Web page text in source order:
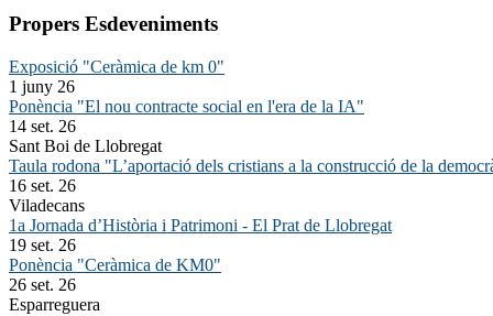
Propers Esdeveniments
Exposició "Ceràmica de km 0"
1 juny 26
Ponència "El nou contracte social en l'era de la IA"
14 set. 26
Sant Boi de Llobregat
Taula rodona "L’aportació dels cristians a la construcció de la
16 set. 26
Viladecans
1a Jornada d’Història i Patrimoni - El Prat de Llobregat
19 set. 26
Ponència "Ceràmica de KM0"
26 set. 26
Esparreguera